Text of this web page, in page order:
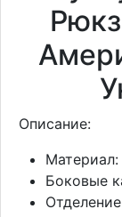
Описание:
Материал:
Боковые